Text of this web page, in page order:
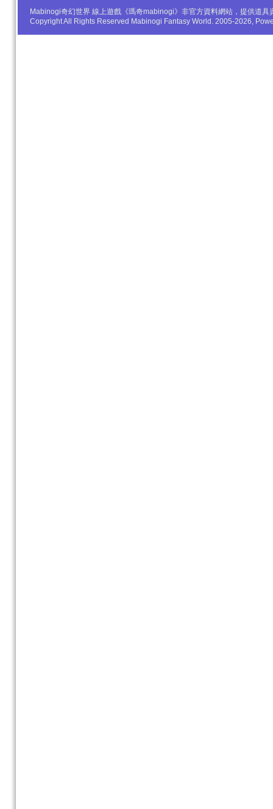
Mabinogi奇幻世界 線上遊戲《瑪奇mabinogi》非官方資料網站，提供道
Copyright All Rights Reserved Mabinogi Fantasy World. 2005-2026,